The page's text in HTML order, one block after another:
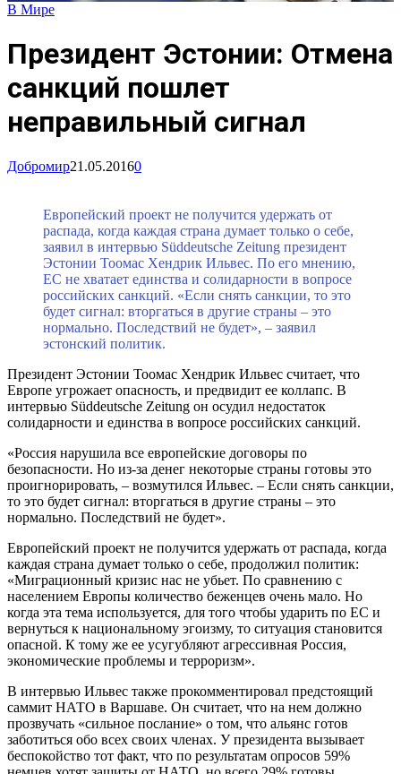
В Мире
Президент Эстонии: Отмена
санкций пошлет
неправильный сигнал
Добромир21.05.20160
Европейский проект не получится удержать от
распада, когда каждая страна думает только о себе,
заявил в интервью Süddeutsche Zeitung президент
Эстонии Тоомас Хендрик Ильвес. По его мнению,
ЕС не хватает единства и солидарности в вопросе
российских санкций. «Если снять санкции, то это
будет сигнал: вторгаться в другие страны – это
нормально. Последствий не будет», – заявил
эстонский политик.
Президент Эстонии Тоомас Хендрик Ильвес считает, что
Европе угрожает опасность, и предвидит ее коллапс. В
интервью Süddeutsche Zeitung он осудил недостаток
солидарности и единства в вопросе российских санкций.
«Россия нарушила все европейские договоры по
безопасности. Но из-за денег некоторые страны готовы это
проигнорировать, – возмутился Ильвес. – Если снять санкции,
то это будет сигнал: вторгаться в другие страны – это
нормально. Последствий не будет».
Европейский проект не получится удержать от распада, когда
каждая страна думает только о себе, продолжил политик:
«Миграционный кризис нас не убьет. По сравнению с
населением Европы количество беженцев очень мало. Но
когда эта тема используется, для того чтобы ударить по ЕС и
вернуться к национальному эгоизму, то ситуация становится
опасной. К тому же ее усугубляют агрессивная Россия,
экономические проблемы и терроризм».
В интервью Ильвес также прокомментировал предстоящий
саммит НАТО в Варшаве. Он считает, что на нем должно
прозвучать «сильное послание» о том, что альянс готов
заботиться обо всех своих членах. У президента вызывает
беспокойство тот факт, что по результатам опросов 59%